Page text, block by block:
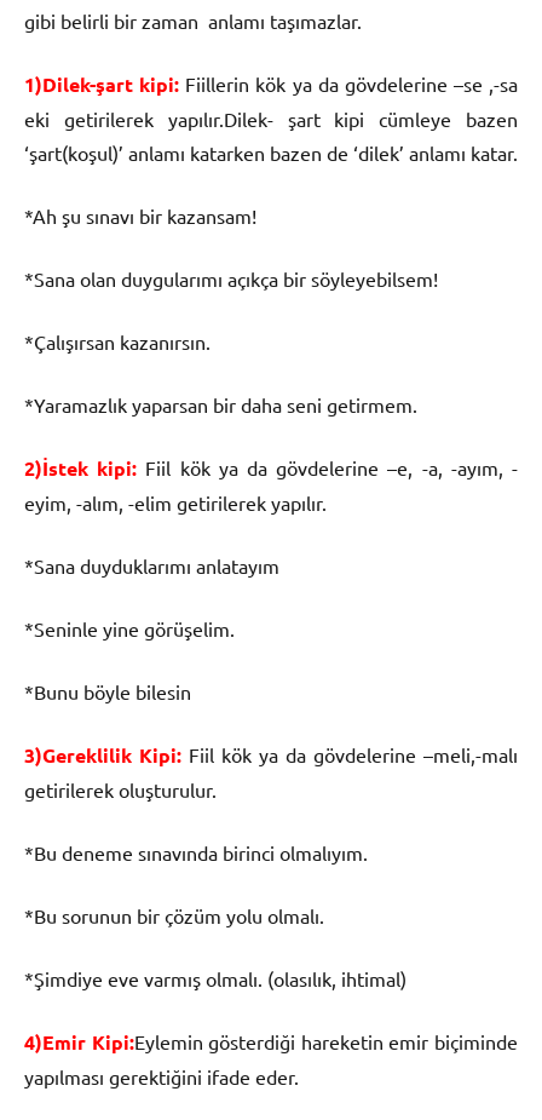
gibi belirli bir zaman anlamı taşımazlar.
1)Dilek-şart kipi: Fiillerin kök ya da gövdelerine –se ,-sa
eki getirilerek yapılır.Dilek- şart kipi cümleye bazen
‘şart(koşul)’ anlamı katarken bazen de ‘dilek’ anlamı katar.
*Ah şu sınavı bir kazansam!
*Sana olan duygularımı açıkça bir söyleyebilsem!
*Çalışırsan kazanırsın.
*Yaramazlık yaparsan bir daha seni getirmem.
2)İstek kipi: Fiil kök ya da gövdelerine –e, -a, -ayım, -
eyim, -alım, -elim getirilerek yapılır.
*Sana duyduklarımı anlatayım
*Seninle yine görüşelim.
*Bunu böyle bilesin
3)Gereklilik Kipi: Fiil kök ya da gövdelerine –meli,-malı
getirilerek oluşturulur.
*Bu deneme sınavında birinci olmalıyım.
*Bu sorunun bir çözüm yolu olmalı.
*Şimdiye eve varmış olmalı. (olasılık, ihtimal)
4)Emir Kipi:Eylemin gösterdiği hareketin emir biçiminde
yapılması gerektiğini ifade eder.